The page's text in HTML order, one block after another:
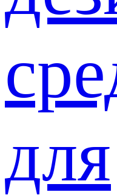
для